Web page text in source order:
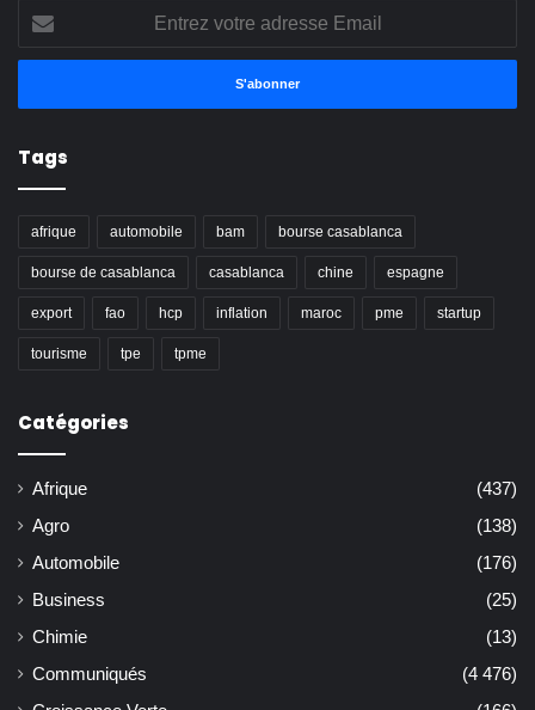
Entrez
votre
adresse
Tags
afrique automobile bam bourse casablanca
bourse de casablanca casablanca chine espagne
export fao hcp inflation maroc pme startup
tourisme tpe tpme
Catégories
Afrique
(437)
Agro
(138)
Automobile
(176)
Business
(25)
Chimie
(13)
Communiqués
(4 476)